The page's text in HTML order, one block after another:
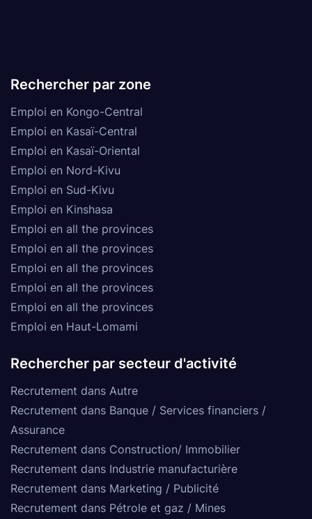
Rechercher par zone
Emploi en Kongo-Central
Emploi en Kasaï-Central
Emploi en Kasaï-Oriental
Emploi en Nord-Kivu
Emploi en Sud-Kivu
Emploi en Kinshasa
Emploi en all the provinces
Emploi en all the provinces
Emploi en all the provinces
Emploi en all the provinces
Emploi en all the provinces
Emploi en Haut-Lomami
Rechercher par secteur d'activité
Recrutement dans Autre
Recrutement dans Banque / Services financiers /
Assurance
Recrutement dans Construction/ Immobilier
Recrutement dans Industrie manufacturière
Recrutement dans Marketing / Publicité
Recrutement dans Pétrole et gaz / Mines